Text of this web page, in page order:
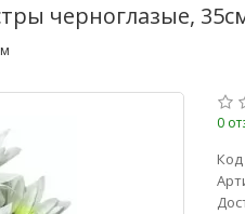
черноглазые,
0
Код